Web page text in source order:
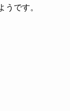
うです。